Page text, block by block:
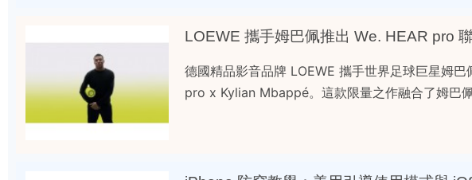
LOEWE 攜手姆巴佩推出 We. HEAR pro
德國精品影音品牌 LOEWE 攜手世界足球巨星姆
pro x Kylian Mbappé。這款限量之作融合了姆巴